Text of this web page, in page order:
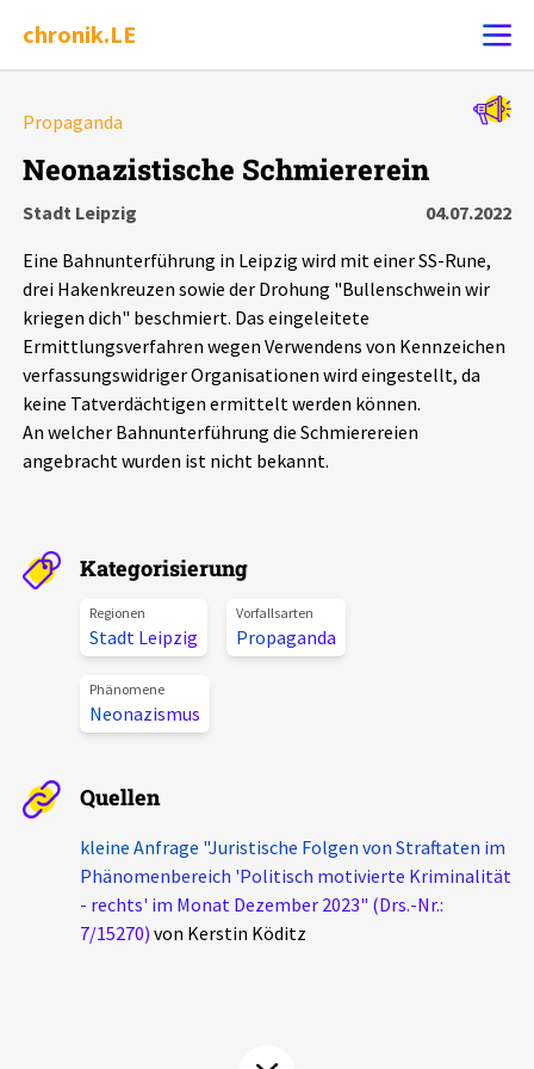
chronik.LE
Chronik
Dossiers
Leipziger Zustände
Schlaglichter
Aktuelles
Alle Beiträge
Pressemitteilungen
Über uns
Projektbeschreibung
Unterstützer_innen
Spenden
Propaganda
Neonazistische Schmiererein
Stadt Leipzig
04.07.2022
Eine Bahnunterführung in Leipzig wird mit einer SS-Rune,
drei Hakenkreuzen sowie der Drohung "Bullenschwein wir
kriegen dich" beschmiert. Das eingeleitete
Ermittlungsverfahren wegen Verwendens von Kennzeichen
verfassungswidriger Organisationen wird eingestellt, da
keine Tatverdächtigen ermittelt werden können.
An welcher Bahnunterführung die Schmierereien
angebracht wurden ist nicht bekannt.
Kategorisierung
Regionen
Stadt Leipzig
Vorfallsarten
Propaganda
Phänomene
Neonazismus
Quellen
kleine Anfrage "Juristische Folgen von Straftaten im
Phänomenbereich 'Politisch motivierte Kriminalität
- rechts' im Monat Dezember 2023" (Drs.-Nr.:
7/15270) von Kerstin Köditz
Alle Ereignisse
Ereignisse
Ereignisse
Exportieren Filter Erklärungen